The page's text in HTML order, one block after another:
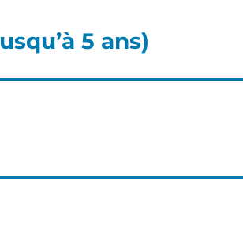
5 ans)